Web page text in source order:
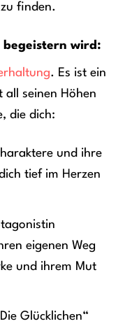
finden.
begeistern wird:
. Es ist ein
all seinen Höhen
die dich:
und ihre
tief im Herzen
eigenen Weg
und ihrem Mut
Glücklichen“